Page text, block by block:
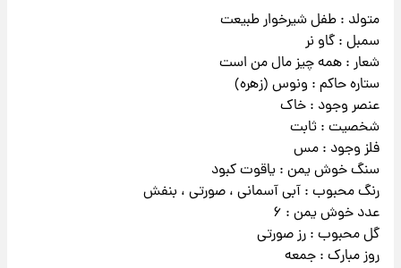
متولد : طفل شیرخوار طبیعت
سمبل : گاو نر
شعار : همه چیز مال من است
ستاره حاکم : ونوس (زهره)
عنصر وجود : خاک
شخصیت : ثابت
فلز وجود : مس
سنگ خوش یمن : یاقوت کبود
رنگ محبوب : آبی آسمانی ، صورتی ، بنفش
عدد خوش یمن : ۶
گل محبوب : رز صورتی
روز مبارک : جمعه